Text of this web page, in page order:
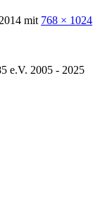
mit 768 × 1024
e.V. 2005 - 2025